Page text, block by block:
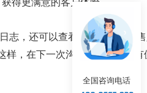
得更满意的客户体验
志，还可以查看沟通记录，销
样，在下一次沟通的时候就会
全国咨询电话